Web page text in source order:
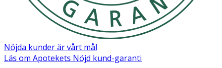
Nöjda kunder är vårt mål
Läs om Apotekets Nöjd kund-garanti